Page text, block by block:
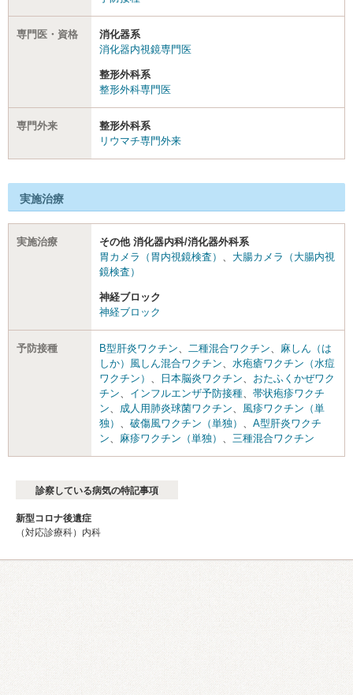
専門医・資格
消化器系
消化器内視鏡専門医
整形外科系
整形外科専門医
専門外来
整形外科系
リウマチ専門外来
実施治療
実施治療
その他 消化器内科/消化器外科系
胃カメラ（胃内視鏡検査） 、 大腸カメラ（大腸内視
鏡検査）
神経ブロック
神経ブロック
予防接種 B型肝炎ワクチン、 二種混合ワクチン、 麻しん（は
しか）風しん混合ワクチン、 水疱瘡ワクチン（水痘
ワクチン） 、 日本脳炎ワクチン、 おたふくかぜワク
チン、 インフルエンザ予防接種、 帯状疱疹ワクチ
ン、 成人用肺炎球菌ワクチン、 風疹ワクチン（単
独） 、 破傷風ワクチン（単独） 、 A型肝炎ワクチ
ン、 麻疹ワクチン（単独） 、 三種混合ワクチン
診察している病気の特記事項
新型コロナ後遺症
（対応診療科）内科